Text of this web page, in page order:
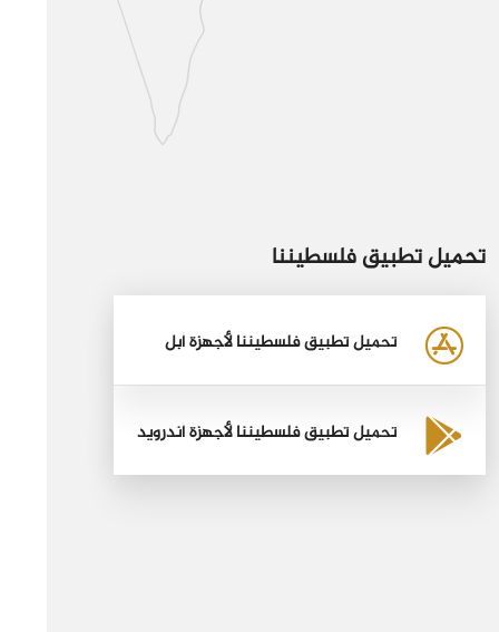
تحميل تطبيق فلسطيننا
تحميل تطبيق فلسطيننا لأجهزة أبل
تحميل تطبيق فلسطيننا لأجهزة أندرويد